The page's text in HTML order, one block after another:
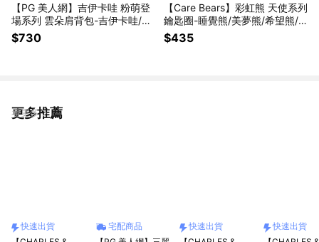
【PG 美人網】吉伊卡哇 粉萌登
場系列 雲朵肩背包-吉伊卡哇/小
八貓/烏薩奇【墊腳石】
$730
【Care Bears】彩虹熊 天使系列
鑰匙圈-睡覺熊/美夢熊/希望熊/
生日熊【墊腳石】絨毛吊飾
$435
更多推薦
看更多
快速出貨
宅配商品
快速出貨
快速出貨